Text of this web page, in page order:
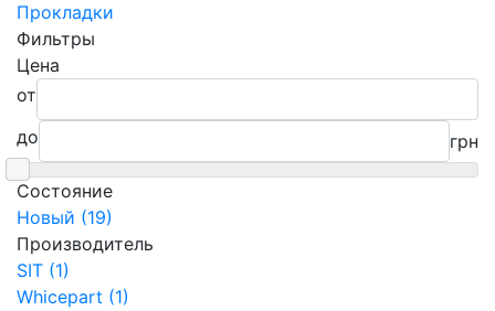
Прокладки
Фильтры
Цена
от
до
грн
Состояние
Новый (19)
Производитель
SIT (1)
Whicepart (1)